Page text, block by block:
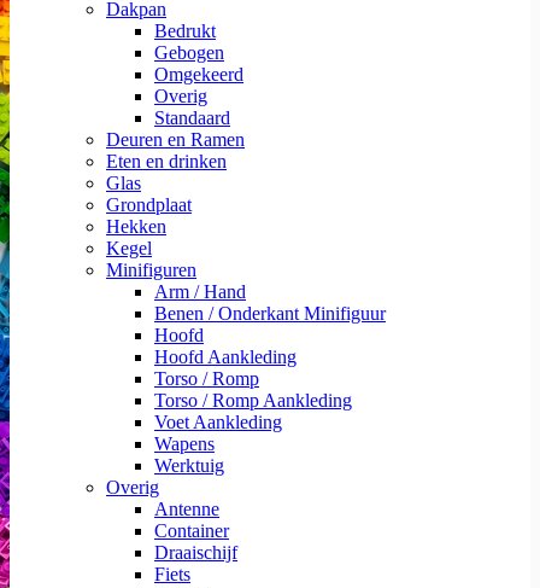
Dakpan
Bedrukt
Gebogen
Omgekeerd
Overig
Standaard
Deuren en Ramen
Eten en drinken
Glas
Grondplaat
Hekken
Kegel
Minifiguren
Arm / Hand
Benen / Onderkant Minifiguur
Hoofd
Hoofd Aankleding
Torso / Romp
Torso / Romp Aankleding
Voet Aankleding
Wapens
Werktuig
Overig
Antenne
Container
Draaischijf
Fiets